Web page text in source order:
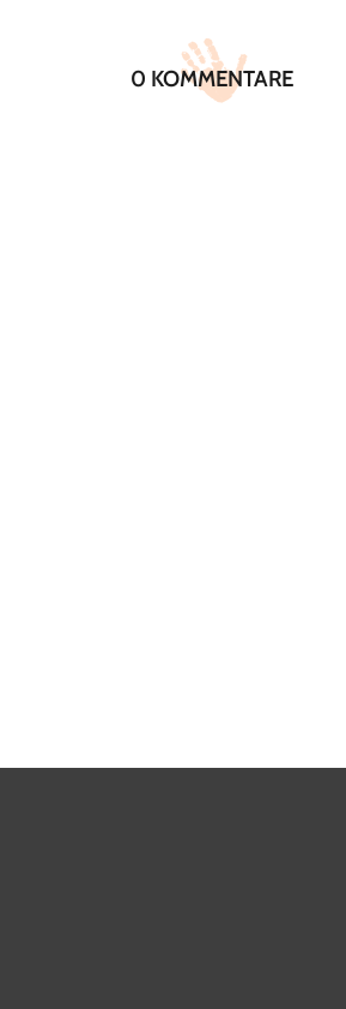
0 KOMMENTARE